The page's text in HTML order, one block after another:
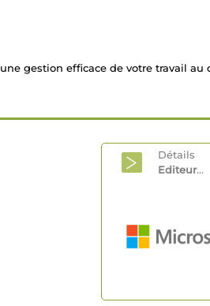
gestion efficace de votre travail au
Détails
Editeur...